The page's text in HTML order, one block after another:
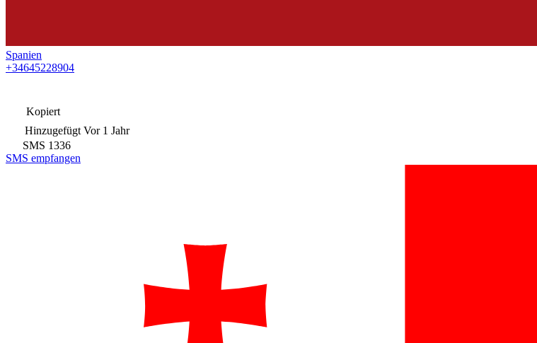
Spanien
+34645228904
Kopiert
Hinzugefügt Vor 1 Jahr
SMS 1336
SMS empfangen